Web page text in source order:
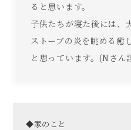
ると思います。
子供たちが寝た後には、
ストーブの炎を眺める癒
と思っています。(Nさん
◆家のこと